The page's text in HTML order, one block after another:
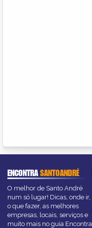
ENCONTRASANTOANDRÉ
O melhor de Santo André
num só lugar! Dicas, onde ir,
o que fazer, as melhores
empresas, locais, serviços e
muito mais no guia Encontra